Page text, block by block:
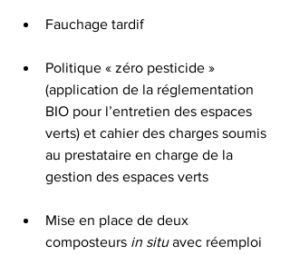
Fauchage tardif
Politique « zéro pesticide »
(application de la réglementation
BIO pour l’entretien des espaces
verts) et cahier des charges soumis
au prestataire en charge de la
gestion des espaces verts
Mise en place de deux
composteurs in situ avec réemploi